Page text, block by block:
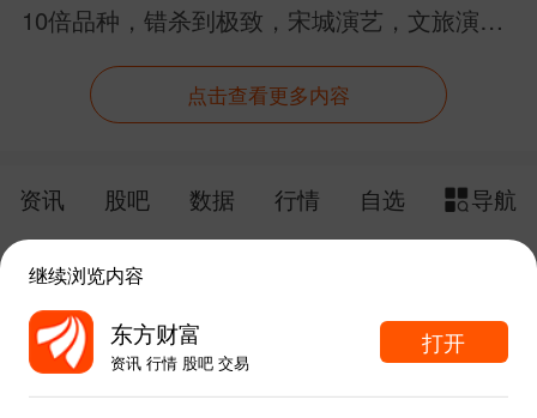
10倍品种，错杀到极致，宋城演艺，文旅演绎
点击查看更多内容
资讯 股吧 数据 行情 自选
导航
给网站提点意见 下载APP
东方财富APP内打开
继续浏览内容
东方财富
资讯 行情 股吧 交易
打开